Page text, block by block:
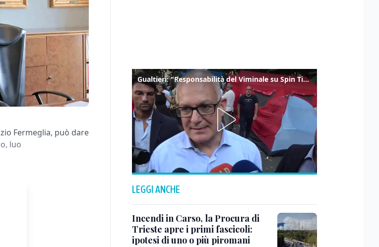
Fermeglia, può dare
luo
Gualtieri: "Responsabilità del Viminale su Spin Time? La posizione dei partiti è nota"
LEGGI ANCHE
Incendi in Carso, la Procura di
Trieste apre i primi fascicoli:
ipotesi di uno o più piromani